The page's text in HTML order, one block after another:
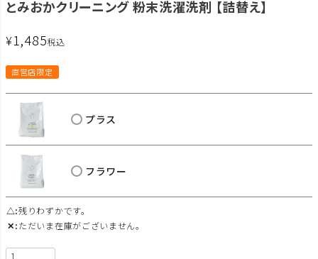
とみおかクリーニング 粉末洗濯洗剤 【詰替え】
¥1,485税込
直営店限定
プラス
フラワー
△ 残りわずかです。
✕ ただいま在庫がございません。